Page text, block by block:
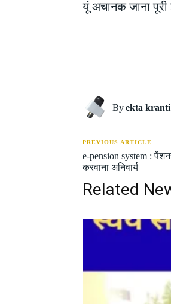
यूं अचानक जाना पूरी
Byekta kranti
PREVIOUS ARTICLE
e-pension system :
करवाना अनिवार्य
Related